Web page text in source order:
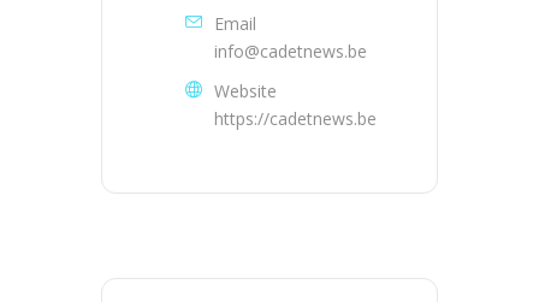
Email
info@cadetnews.be
Website
https://cadetnews.be